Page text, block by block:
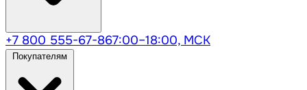
+7 800 555-67-867:00–18:00, МСК